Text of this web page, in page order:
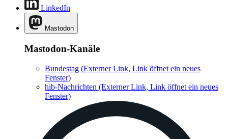
LinkedIn
Mastodon
Mastodon-Kanäle
Bundestag (Externer Link, Link öffnet ein neues
Fenster)
hib-Nachrichten (Externer Link, Link öffnet ein neues
Fenster)